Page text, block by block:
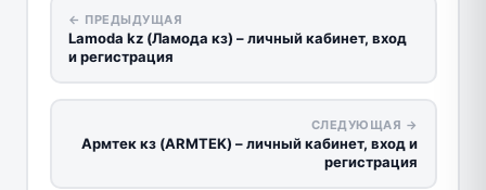
← ПРЕДЫДУЩАЯ
Lamoda kz (Ламода кз) – личный кабинет, вход
и регистрация
СЛЕДУЮЩАЯ →
Армтек кз (ARMTEK) – личный кабинет, вход и
регистрация